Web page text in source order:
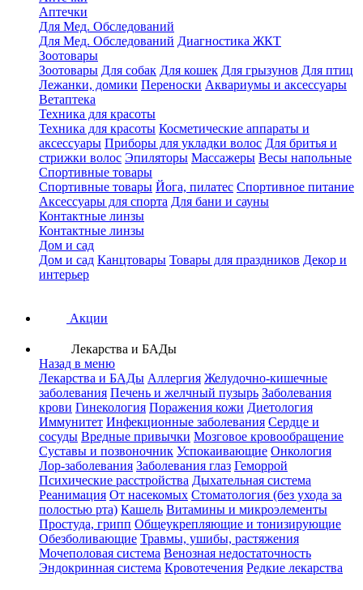
Аптечки
Для Мед. Обследований
Для Мед. Обследований Диагностика ЖКТ
Зоотовары
Зоотовары Для собак Для кошек Для грызунов Для птиц
Лежанки, домики Переноски Аквариумы и аксессуары
Ветаптека
Техника для красоты
Техника для красоты Косметические аппараты и
аксессуары Приборы для укладки волос Для бритья и
стрижки волос Эпиляторы Массажеры Весы напольные
Спортивные товары
Спортивные товары Йога, пилатес Спортивное питание
Аксессуары для спорта Для бани и сауны
Контактные линзы
Контактные линзы
Дом и сад
Дом и сад Канцтовары Товары для праздников Декор и
интерьер
Акции
Лекарства и БАДы
Назад в меню
Лекарства и БАДы Аллергия Желудочно-кишечные
заболевания Печень и желчный пузырь Заболевания
крови Гинекология Поражения кожи Диетология
Иммунитет Инфекционные заболевания Сердце и
сосуды Вредные привычки Мозговое кровообращение
Суставы и позвоночник Успокаивающие Онкология
Лор-заболевания Заболевания глаз Геморрой
Психические расстройства Дыхательная система
Реанимация От насекомых Стоматология (без ухода за
полостью рта) Кашель Витамины и микроэлементы
Простуда, грипп Общеукрепляющие и тонизирующие
Обезболивающие Травмы, ушибы, растяжения
Мочеполовая система Венозная недостаточность
Эндокринная система Кровотечения Редкие лекарства